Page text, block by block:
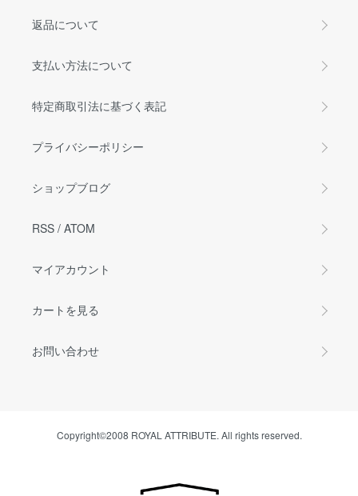
返品について
支払い方法について
特定商取引法に基づく表記
プライバシーポリシー
ショップブログ
RSS / ATOM
マイアカウント
カートを見る
お問い合わせ
Copyright©2008 ROYAL ATTRIBUTE. All rights reserved.